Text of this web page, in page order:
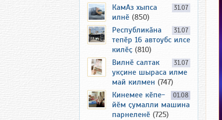
31.07
КамАз хыпса
илнӗ (850)
31.07
Республикӑна
тепӗр 16 автоубс илсе
килӗҫ (810)
31.07
Вилнӗ салтак
укҫине шыраса илме
май килмен (747)
01.08
Кинемее кӗпе-
йӗм ҫумалли машина
парнеленӗ (725)